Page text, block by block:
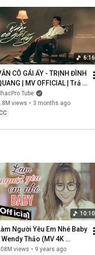
6:16
CÔ GÁI ẤY - TRỊNH ĐÌNH
| MV OFFICIAL | Trả
Em Quá Khứ Đau Lòng
Lỗi Vì Làm Em Khóc
Tube
views • 3 months ago
10:10
Người Yêu Em Nhé Baby
Wendy Thảo (MV 4K
views • 9 years ago